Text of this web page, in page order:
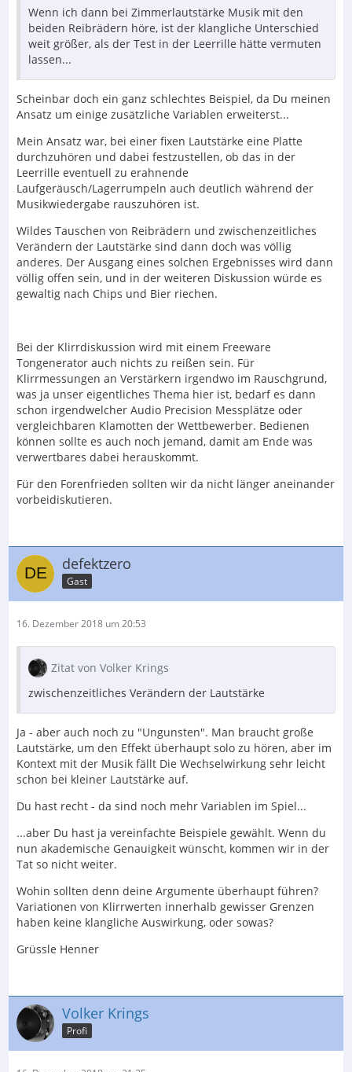
Wenn ich dann bei Zimmerlautstärke Musik mit den
beiden Reibrädern höre, ist der klangliche Unterschied
weit größer, als der Test in der Leerrille hätte vermuten
lassen...
Scheinbar doch ein ganz schlechtes Beispiel, da Du meinen
Ansatz um einige zusätzliche Variablen erweiterst...
Mein Ansatz war, bei einer fixen Lautstärke eine Platte
durchzuhören und dabei festzustellen, ob das in der
Leerrille eventuell zu erahnende
Laufgeräusch/Lagerrumpeln auch deutlich während der
Musikwiedergabe rauszuhören ist.
Wildes Tauschen von Reibrädern und zwischenzeitliches
Verändern der Lautstärke sind dann doch was völlig
anderes. Der Ausgang eines solchen Ergebnisses wird dann
völlig offen sein, und in der weiteren Diskussion würde es
gewaltig nach Chips und Bier riechen.
Bei der Klirrdiskussion wird mit einem Freeware
Tongenerator auch nichts zu reißen sein. Für
Klirrmessungen an Verstärkern irgendwo im Rauschgrund,
was ja unser eigentliches Thema hier ist, bedarf es dann
schon irgendwelcher Audio Precision Messplätze oder
vergleichbaren Klamotten der Wettbewerber. Bedienen
können sollte es auch noch jemand, damit am Ende was
verwertbares dabei herauskommt.
Für den Forenfrieden sollten wir da nicht länger aneinander
vorbeidiskutieren.
defektzero
Gast
16. Dezember 2018 um 20:53
Zitat von Volker Krings
zwischenzeitliches Verändern der Lautstärke
Ja - aber auch noch zu "Ungunsten". Man braucht große
Lautstärke, um den Effekt überhaupt solo zu hören, aber im
Kontext mit der Musik fällt Die Wechselwirkung sehr leicht
schon bei kleiner Lautstärke auf.
Du hast recht - da sind noch mehr Variablen im Spiel...
...aber Du hast ja vereinfachte Beispiele gewählt. Wenn du
nun akademische Genauigkeit wünscht, kommen wir in der
Tat so nicht weiter.
Wohin sollten denn deine Argumente überhaupt führen?
Variationen von Klirrwerten innerhalb gewisser Grenzen
haben keine klangliche Auswirkung, oder sowas?
Grüssle Henner
Volker Krings
Profi